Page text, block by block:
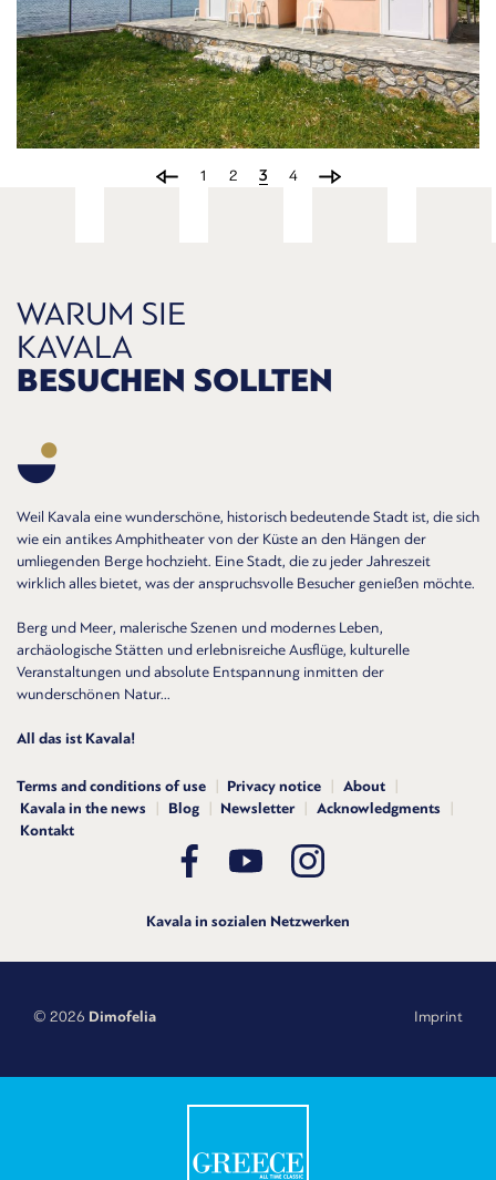
CAMPING ALEXANDROS
1 2 3 4
WARUM SIE
KAVALA
BESUCHEN SOLLTEN
Weil Kavala eine wunderschöne, historisch bedeutende Stadt ist, die sich
wie ein antikes Amphitheater von der Küste an den Hängen der
umliegenden Berge hochzieht. Eine Stadt, die zu jeder Jahreszeit
wirklich alles bietet, was der anspruchsvolle Besucher genießen möchte.
Berg und Meer, malerische Szenen und modernes Leben,
archäologische Stätten und erlebnisreiche Ausflüge, kulturelle
Veranstaltungen und absolute Entspannung inmitten der
wunderschönen Natur...
All das ist Kavala!
Terms and conditions of use Privacy notice
About
Kavala in the news
Blog Newsletter
Acknowledgments
Kontakt
Kavala in sozialen Netzwerken
© 2026 Dimofelia Imprint